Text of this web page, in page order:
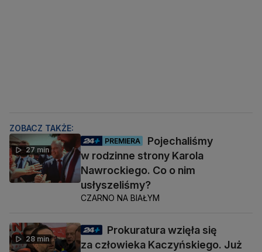
ZOBACZ TAKŻE:
27 min
PREMIERA
Pojechaliśmy
w rodzinne strony Karola
Nawrockiego. Co o nim
usłyszeliśmy?
CZARNO NA BIAŁYM
28 min
Prokuratura wzięła się
za człowieka Kaczyńskiego. Już